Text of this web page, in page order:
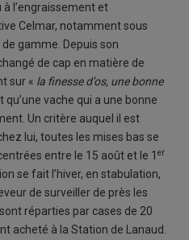
l’engraissement et
Celmar, notamment sous
gamme. Depuis son
de cap en matière de
sur « la finesse d’os, une bonne
qu’une vache qui a une bonne
Un critère auquel il est
lui, toutes les mises bas se
entre le 15 août et le 1 er
se fait l’hiver, en stabulation,
de surveiller de près les
réparties par cases de 20
acheté à la Station de Lanaud.